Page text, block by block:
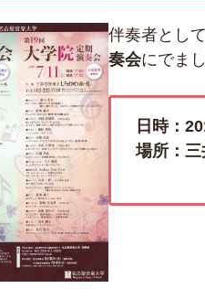
伴奏者として
奏会にでまし
日時：
場所：